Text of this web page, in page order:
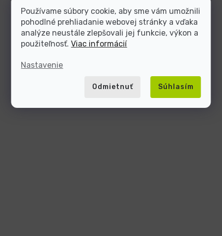
Používame súbory cookie, aby sme vám umožnili
pohodlné prehliadanie webovej stránky a vďaka
analýze neustále zlepšovali jej funkcie, výkon a
použiteľnosť.Viac informácií
Nastavenie
Odmietnuť Súhlasím